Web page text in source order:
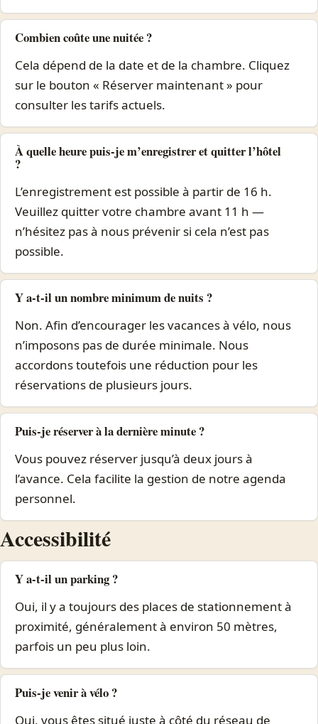
Combien coûte une nuitée ?
Cela dépend de la date et de la chambre. Cliquez
sur le bouton « Réserver maintenant » pour
consulter les tarifs actuels.
À quelle heure puis-je m’enregistrer et quitter l’hôtel
?
L’enregistrement est possible à partir de 16 h.
Veuillez quitter votre chambre avant 11 h —
n’hésitez pas à nous prévenir si cela n’est pas
possible.
Y a-t-il un nombre minimum de nuits ?
Non. Afin d’encourager les vacances à vélo, nous
n’imposons pas de durée minimale. Nous
accordons toutefois une réduction pour les
réservations de plusieurs jours.
Puis-je réserver à la dernière minute ?
Vous pouvez réserver jusqu’à deux jours à
l’avance. Cela facilite la gestion de notre agenda
personnel.
Accessibilité
Y a-t-il un parking ?
Oui, il y a toujours des places de stationnement à
proximité, généralement à environ 50 mètres,
parfois un peu plus loin.
Puis-je venir à vélo ?
Oui, vous êtes situé juste à côté du réseau de